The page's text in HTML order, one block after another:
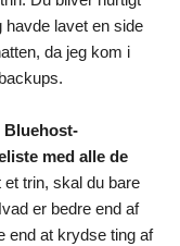
lavet en side
da jeg kom i
Bluehost-
med alle de
trin, skal du bare
er bedre end af
end at krydse ting af